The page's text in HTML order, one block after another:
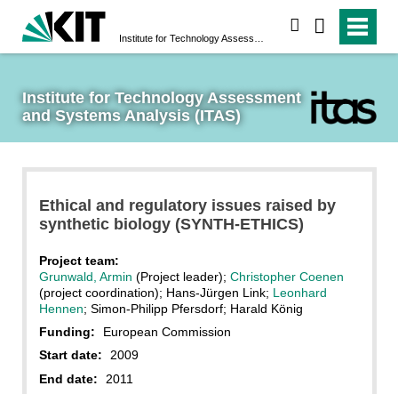
Institute for Technology Assessment
and Systems Analysis (ITAS)
Ethical and regulatory issues raised by
synthetic biology (SYNTH-ETHICS)
Project team:
Grunwald, Armin (Project leader); Christopher Coenen
(project coordination); Hans-Jürgen Link; Leonhard
Hennen; Simon-Philipp Pfersdorf; Harald König
Funding:
European Commission
Start date:
2009
End date:
2011